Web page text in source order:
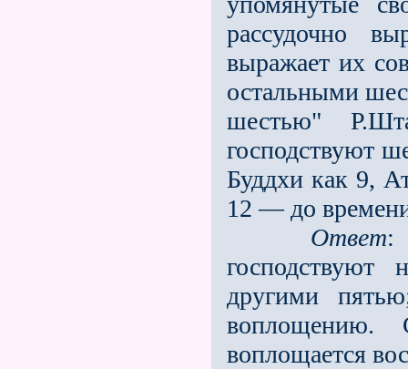
рассудочно
выражает их
остальными
шестью"
господствуют
Буддхи как 9,
12 — до
Ответ:
господствуют
другими
воплощению.
воплощается